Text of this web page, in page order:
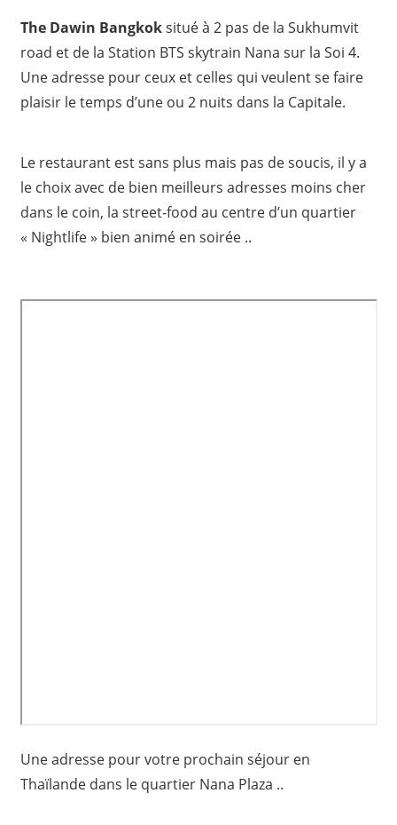
The Dawin Bangkoksitué à 2 pas de la Sukhumvit
road et de la Station BTS skytrain Nana sur la Soi 4.
Une adresse pour ceux et celles qui veulent se faire
plaisir le temps d’une ou 2 nuits dans la Capitale.
Le restaurant est sans plus mais pas de soucis, il y a
le choix avec de bien meilleurs adresses moins cher
dans le coin, la street-food au centre d’un quartier
« Nightlife » bien animé en soirée ..
Une adresse pour votre prochain séjour en
Thaïlande dans le quartier Nana Plaza ..